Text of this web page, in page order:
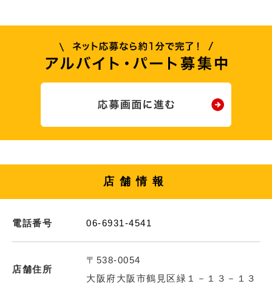
店舗情報
電話番号 06-6931-4541
店舗住所
〒538-0054
大阪府大阪市鶴見区緑１－１３－１３